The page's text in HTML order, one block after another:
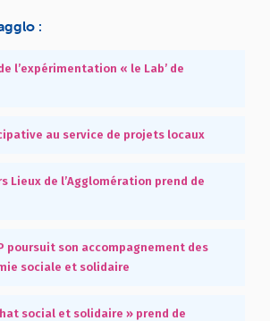
:
l’expérimentation « le Lab’ de
au service de projets locaux
Lieux de l’Agglomération prend de
poursuit son accompagnement des
sociale et solidaire
social et solidaire » prend de